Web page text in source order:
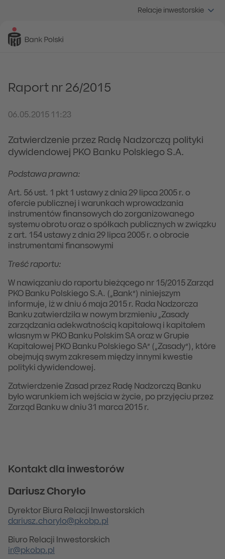
Relacje inwestorskie
Raport nr 26/2015
06.05.2015 11:23
Zatwierdzenie przez Radę Nadzorczą polityki
dywidendowej PKO Banku Polskiego S.A.
Podstawa prawna:
Art. 56 ust. 1 pkt 1 ustawy z dnia 29 lipca 2005 r. o
ofercie publicznej i warunkach wprowadzania
instrumentów finansowych do zorganizowanego
systemu obrotu oraz o spółkach publicznych w związku
z art. 154 ustawy z dnia 29 lipca 2005 r. o obrocie
instrumentami finansowymi
Treść raportu:
W nawiązaniu do raportu bieżącego nr 15/2015 Zarząd
PKO Banku Polskiego S.A. („Bank”) niniejszym
informuje, iż w dniu 6 maja 2015 r. Rada Nadzorcza
Banku zatwierdziła w nowym brzmieniu „Zasady
zarządzania adekwatnością kapitałową i kapitałem
własnym w PKO Banku Polskim SA oraz w Grupie
Kapitałowej PKO Banku Polskiego SA” („Zasady”), które
obejmują swym zakresem między innymi kwestie
polityki dywidendowej.
Zatwierdzenie Zasad przez Radę Nadzorczą Banku
było warunkiem ich wejścia w życie, po przyjęciu przez
Zarząd Banku w dniu 31 marca 2015 r.
Kontakt dla inwestorów
Dariusz Choryło
Dyrektor Biura Relacji Inwestorskich
dariusz.chorylo@pkobp.pl
Biuro Relacji Inwestorskich
ir@pkobp.pl